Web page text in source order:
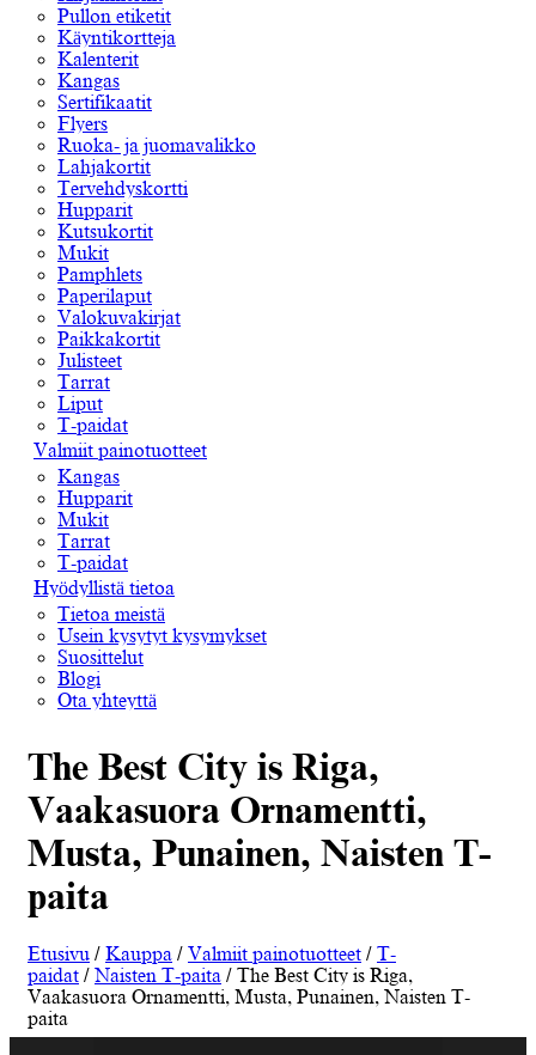
Pullon etiketit
Käyntikortteja
Kalenterit
Kangas
Sertifikaatit
Flyers
Ruoka- ja juomavalikko
Lahjakortit
Tervehdyskortti
Hupparit
Kutsukortit
Mukit
Pamphlets
Paperilaput
Valokuvakirjat
Paikkakortit
Julisteet
Tarrat
Liput
T-paidat
Valmiit painotuotteet
Kangas
Hupparit
Mukit
Tarrat
T-paidat
Hyödyllistä tietoa
Tietoa meistä
Usein kysytyt kysymykset
Suosittelut
Blogi
Ota yhteyttä
The Best City is Riga,
Vaakasuora Ornamentti,
Musta, Punainen, Naisten T-
paita
Etusivu / Kauppa / Valmiit painotuotteet / T-
paidat / Naisten T-paita / The Best City is Riga,
Vaakasuora Ornamentti, Musta, Punainen, Naisten T-
paita